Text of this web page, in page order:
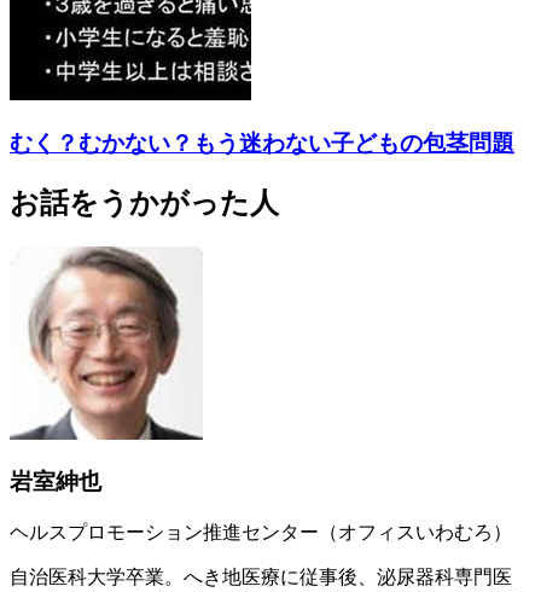
むく？むかない？もう迷わない子どもの包茎問題
お話をうかがった人
岩室紳也
ヘルスプロモーション推進センター（オフィスいわむろ）
自治医科大学卒業。へき地医療に従事後、泌尿器科専門医